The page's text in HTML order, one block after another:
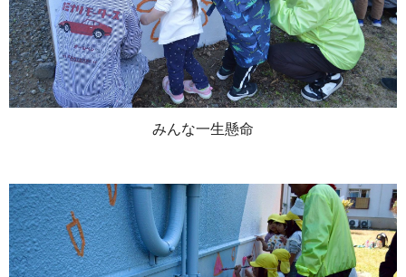
みんな一生懸命